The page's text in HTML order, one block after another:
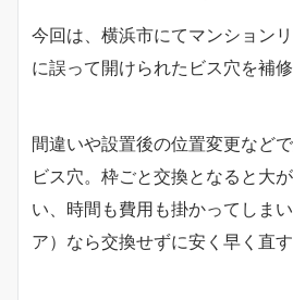
今回は、横浜市にてマンション
に誤って開けられたビス穴を補修
間違いや設置後の位置変更など
ビス穴。枠ごと交換となると大
い、時間も費用も掛かってしま
ア）なら交換せずに安く早く直す